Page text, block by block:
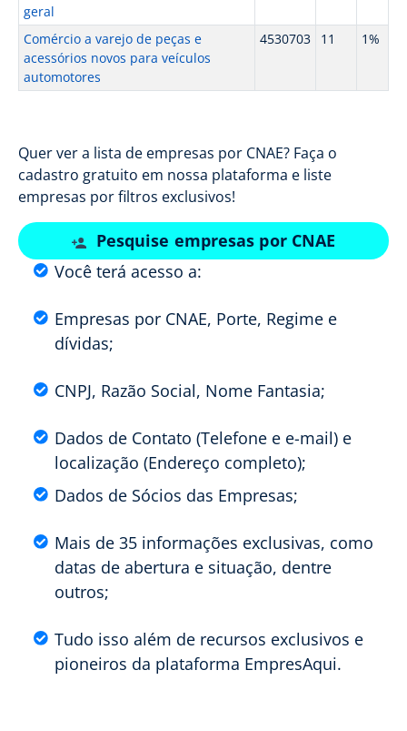
geral
Comércio a varejo de peças e
acessórios novos para veículos
automotores
4530703 11 1%
Quer ver a lista de empresas por CNAE? Faça o
cadastro gratuito em nossa plataforma e liste
empresas por filtros exclusivos!
Pesquise empresas por CNAE
Você terá acesso a:
Empresas por CNAE, Porte, Regime e
dívidas;
CNPJ, Razão Social, Nome Fantasia;
Dados de Contato (Telefone e e-mail) e
localização (Endereço completo);
Dados de Sócios das Empresas;
Mais de 35 informações exclusivas, como
datas de abertura e situação, dentre
outros;
Tudo isso além de recursos exclusivos e
pioneiros da plataforma EmpresAqui.